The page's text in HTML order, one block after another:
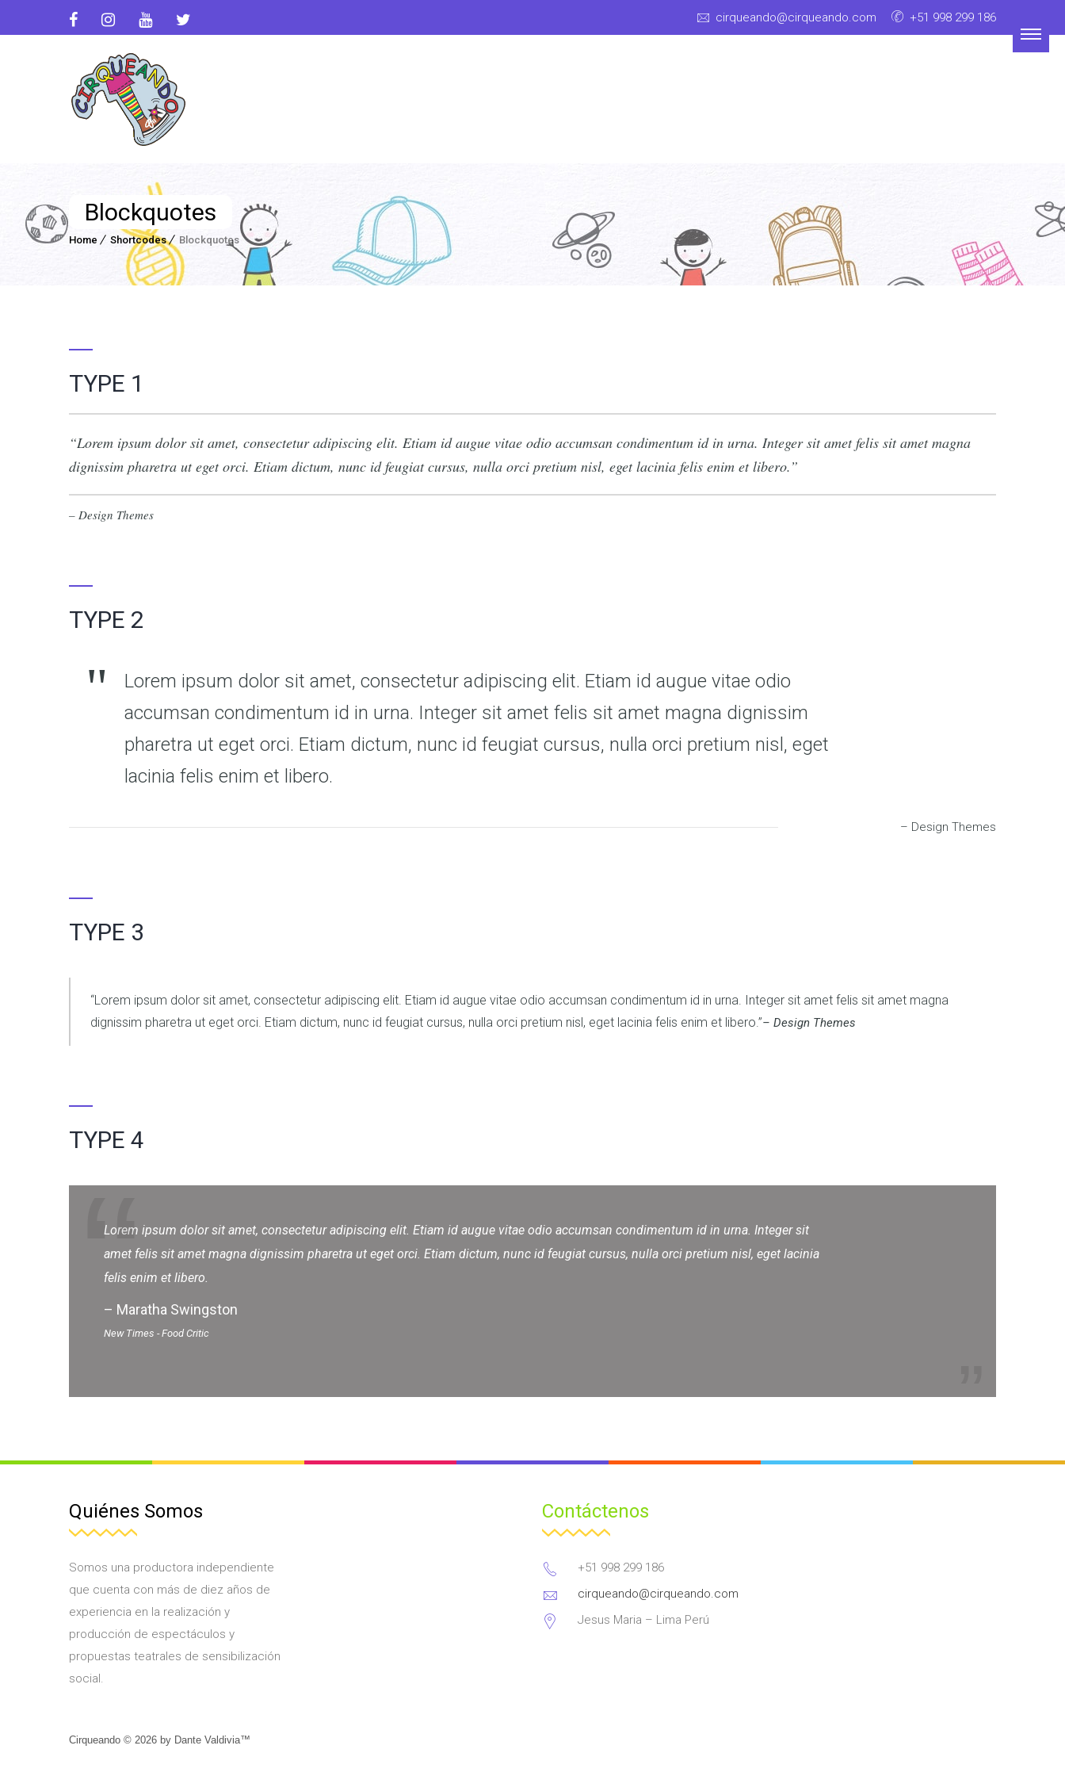
cirqueando@cirqueando.com +51 998 299 186
Blockquotes
Home Shortcodes Blockquotes
TYPE 1
Lorem ipsum dolor sit amet, consectetur adipiscing elit. Etiam id augue vitae odio accumsan condimentum id in urna. Integer sit amet felis sit amet magna
dignissim pharetra ut eget orci. Etiam dictum, nunc id feugiat cursus, nulla orci pretium nisl, eget lacinia felis enim et libero.
– Design Themes
TYPE 2
Lorem ipsum dolor sit amet, consectetur adipiscing elit. Etiam id augue vitae odio
accumsan condimentum id in urna. Integer sit amet felis sit amet magna dignissim
pharetra ut eget orci. Etiam dictum, nunc id feugiat cursus, nulla orci pretium nisl, eget
lacinia felis enim et libero.
– Design Themes
TYPE 3
Lorem ipsum dolor sit amet, consectetur adipiscing elit. Etiam id augue vitae odio accumsan condimentum id in urna. Integer sit amet felis sit amet magna
dignissim pharetra ut eget orci. Etiam dictum, nunc id feugiat cursus, nulla orci pretium nisl, eget lacinia felis enim et libero. – Design Themes
TYPE 4
Lorem ipsum dolor sit amet, consectetur adipiscing elit. Etiam id augue vitae odio accumsan condimentum id in urna. Integer sit
amet felis sit amet magna dignissim pharetra ut eget orci. Etiam dictum, nunc id feugiat cursus, nulla orci pretium nisl, eget lacinia
felis enim et libero.
– Maratha Swingston
New Times - Food Critic
Quiénes Somos
Somos una productora independiente
que cuenta con más de diez años de
experiencia en la realización y
producción de espectáculos y
propuestas teatrales de sensibilización
social.
Cirqueando © 2026 by Dante Valdivia™
Contáctenos
+51 998 299 186
cirqueando@cirqueando.com
Jesus Maria – Lima Perú